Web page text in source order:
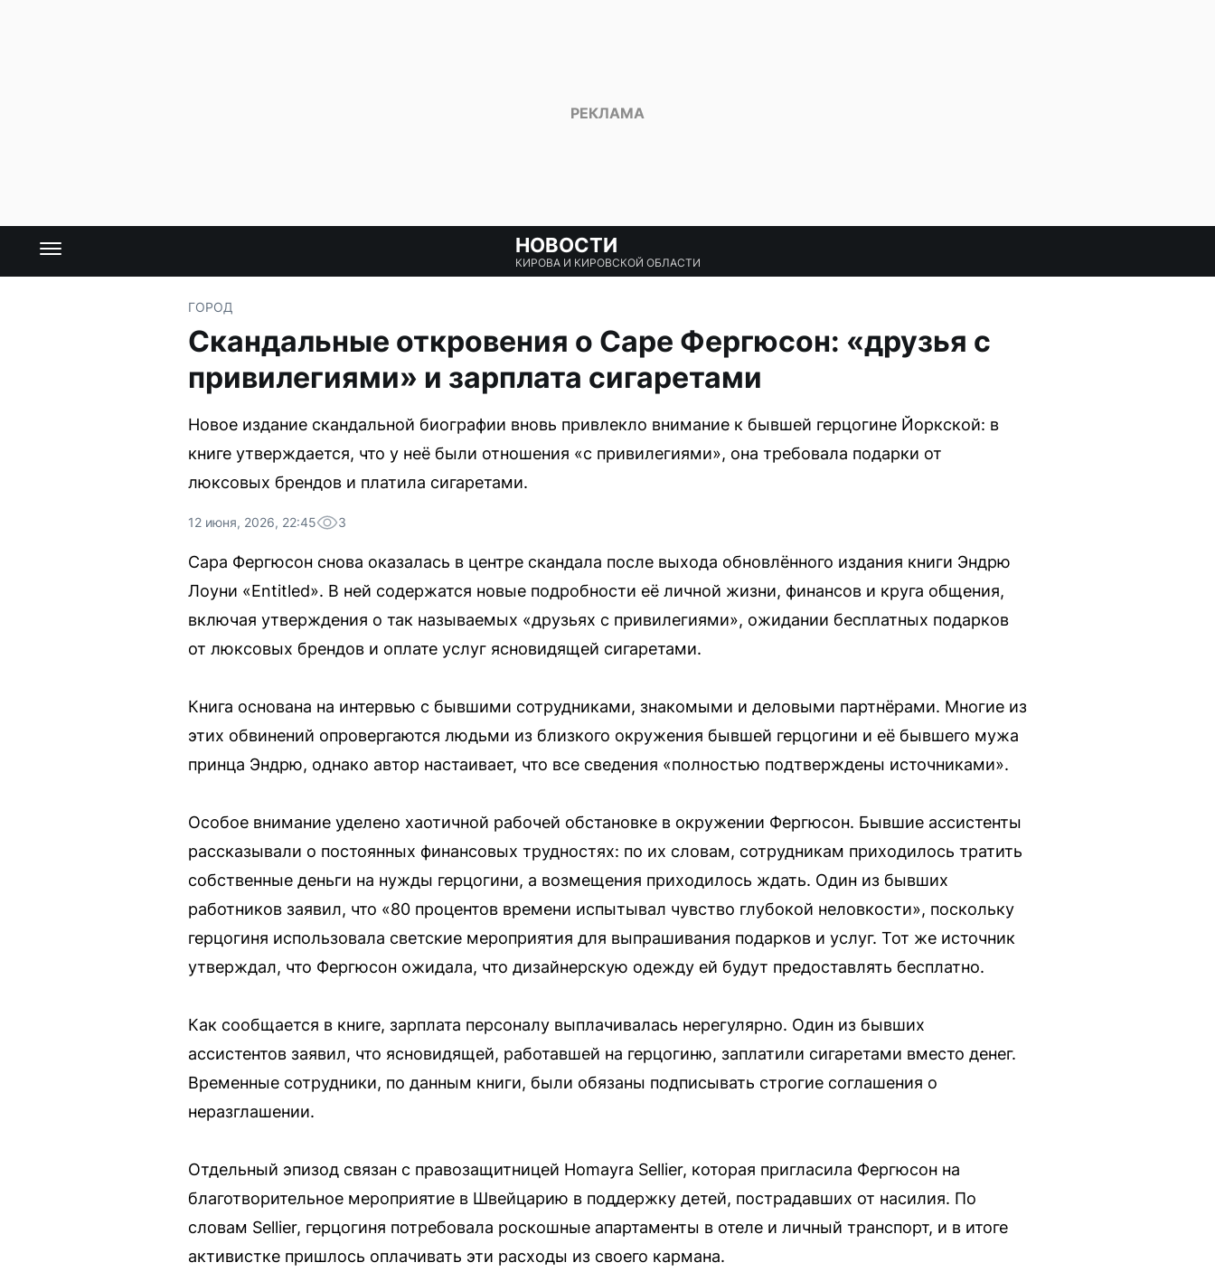
НОВОСТИ
КИРОВА И КИРОВСКОЙ ОБЛАСТИ
ГОРОД
Скандальные откровения о Саре Фергюсон: «друзья с
привилегиями» и зарплата сигаретами
Новое издание скандальной биографии вновь привлекло внимание к бывшей герцогине Йоркской: в
книге утверждается, что у неё были отношения «с привилегиями», она требовала подарки от
люксовых брендов и платила сигаретами.
12 июня, 2026, 22:45 3
Сара Фергюсон снова оказалась в центре скандала после выхода обновлённого издания книги Эндрю
Лоуни «Entitled». В ней содержатся новые подробности её личной жизни, финансов и круга общения,
включая утверждения о так называемых «друзьях с привилегиями», ожидании бесплатных подарков
от люксовых брендов и оплате услуг ясновидящей сигаретами.
Книга основана на интервью с бывшими сотрудниками, знакомыми и деловыми партнёрами. Многие из
этих обвинений опровергаются людьми из близкого окружения бывшей герцогини и её бывшего мужа
принца Эндрю, однако автор настаивает, что все сведения «полностью подтверждены источниками».
Особое внимание уделено хаотичной рабочей обстановке в окружении Фергюсон. Бывшие ассистенты
рассказывали о постоянных финансовых трудностях: по их словам, сотрудникам приходилось тратить
собственные деньги на нужды герцогини, а возмещения приходилось ждать. Один из бывших
работников заявил, что «80 процентов времени испытывал чувство глубокой неловкости», поскольку
герцогиня использовала светские мероприятия для выпрашивания подарков и услуг. Тот же источник
утверждал, что Фергюсон ожидала, что дизайнерскую одежду ей будут предоставлять бесплатно.
Как сообщается в книге, зарплата персоналу выплачивалась нерегулярно. Один из бывших
ассистентов заявил, что ясновидящей, работавшей на герцогиню, заплатили сигаретами вместо денег.
Временные сотрудники, по данным книги, были обязаны подписывать строгие соглашения о
неразглашении.
Отдельный эпизод связан с правозащитницей Homayra Sellier, которая пригласила Фергюсон на
благотворительное мероприятие в Швейцарию в поддержку детей, пострадавших от насилия. По
словам Sellier, герцогиня потребовала роскошные апартаменты в отеле и личный транспорт, и в итоге
активистке пришлось оплачивать эти расходы из своего кармана.